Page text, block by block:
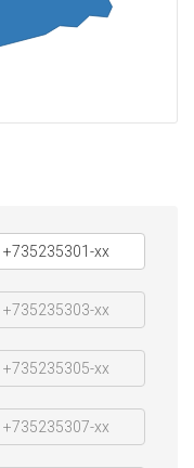
+735235301-xx
+735235303-xx
+735235305-xx
+735235307-xx